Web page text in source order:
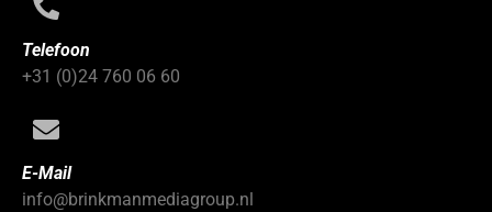
Telefoon
+31 (0)24 760 06 60
E-Mail
info@brinkmanmediagroup.nl